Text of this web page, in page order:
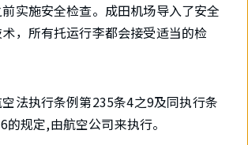
实施安全检查。成田机场导入了安全
，所有托运行李都会接受适当的检
法执行条例第235条4之9及同执行条
规定,由航空公司来执行。